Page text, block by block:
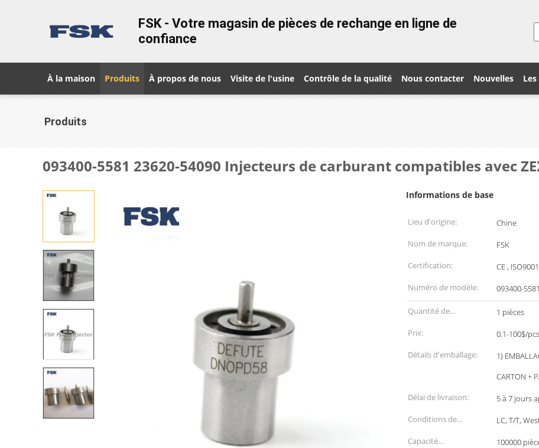
FSK - Votre magasin de pièces de rechange en ligne de
confiance
À la maison Produits À propos de nous Visite de l'usine Contrôle de la qualité Nous contacter Nouvelles
Produits
093400-5581 23620-54090 Injecteurs de carburant compatibles avec
Informations de base
Lieu d'origine:
Chine
Nom de marque:
FSK
Certification:
CE , ISO9001
Numéro de modèle:
093400-
Quantité de
commande min:
1 pièces
Prix:
0.1-100$/pcs
Détails d'emballage:
1)
CARTON +
Délai de livraison:
5 à 7 jours
Conditions de
paiement:
LC, T/T,
Capacité
100000